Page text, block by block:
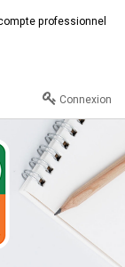
professionnel
Connexion